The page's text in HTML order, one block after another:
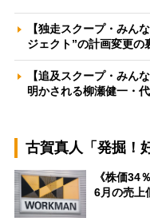
【独走スクープ・みん
ジェクト”の計画変更
【追及スクープ・みん
明かされる柳瀬健一・
古賀真人「発掘！
《株価34
6月の売上